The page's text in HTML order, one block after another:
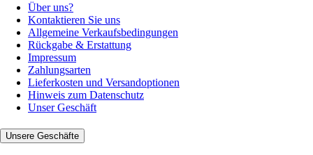
Über uns?
Kontaktieren Sie uns
Allgemeine Verkaufsbedingungen
Rückgabe & Erstattung
Impressum
Zahlungsarten
Lieferkosten und Versandoptionen
Hinweis zum Datenschutz
Unser Geschäft
Unsere Geschäfte